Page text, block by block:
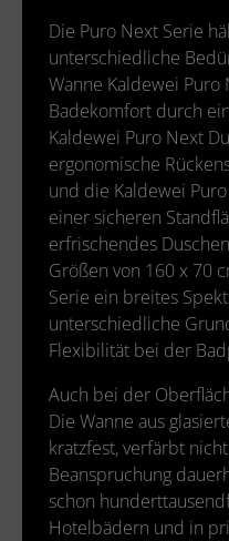
Die Puro Next Serie
unterschiedliche
Wanne Kaldewei
Badekomfort durch
Kaldewei Puro Next
ergonomische
und die Kaldewei
einer sicheren
erfrischendes
Größen von 160 x 70
Serie ein breites
unterschiedliche
Flexibilität bei der
Auch bei der
Die Wanne aus
kratzfest, verfärbt
Beanspruchung
schon
Hotelbädern und in